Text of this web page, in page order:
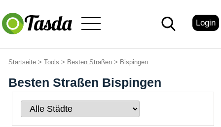
Login
Startseite >Tools > Besten Straßen > Bispingen
Besten Straßen Bispingen